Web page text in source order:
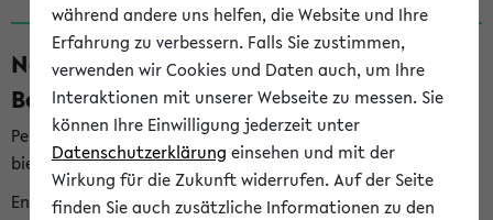
Nachhaltigkeitspreis 2026:
Bewerbungsphase gestartet (06.08.26)
Per E-Mail eingestellt von nachhaltigkeitsbuero@uni-
bielefeld.de an den Verteiler 'Alle Studierenden':
English version below
während andere uns helfen, die Website und Ihre
Erfahrung zu verbessern. Falls Sie zustimmen,
verwenden wir Cookies und Daten auch, um Ihre
Interaktionen mit unserer Webseite zu messen. Sie
können Ihre Einwilligung jederzeit unter
Datenschutzerklärung einsehen und mit der
Wirkung für die Zukunft widerrufen. Auf der Seite
finden Sie auch zusätzliche Informationen zu den